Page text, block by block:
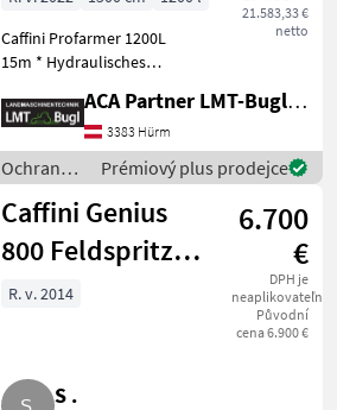
21.583,33 €
netto
Caffini Profarmer 1200L
15m * Hydraulisches
Klappung links/rechts *
Hydraulische
Höhenverstellung mit
Stickstoffdämpfung *
Pendelhangaus
ACA Partner LMT-Bugl GmbH
3383 Hürm
Ochrana
rastlín /
Caffini
Prémiový plus prodejce
Caffini Genius
800 Feldspritze
12 m
6.700
€
DPH je
neaplikovateľné
Původní
cena 6.900 €
R. v. 2014
S .